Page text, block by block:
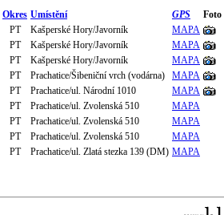
Okres Umístění GPS Foto
PT Kašperské Hory/Javorník MAPA
PT Kašperské Hory/Javorník MAPA
PT Kašperské Hory/Javorník MAPA
PT Prachatice/Šibeniční vrch (vodárna) MAPA
PT Prachatice/ul. Národní 1010 MAPA
PT Prachatice/ul. Zvolenská 510 MAPA
PT Prachatice/ul. Zvolenská 510 MAPA
PT Prachatice/ul. Zvolenská 510 MAPA
PT Prachatice/ul. Zlatá stezka 139 (DM) MAPA